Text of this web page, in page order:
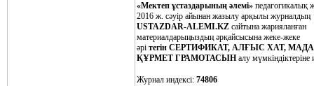
«Мектеп ұстаздарының әлемі» педагогикалық
2016 ж. сәуір айынан жазылу арқылы журналдың
USTAZDAR-ALEMI.KZ сайтына жарияланған
материалдарыңыздың әрқайсысына жеке-жеке
әрі тегін СЕРТИФИКАТ, АЛҒЫС ХАТ,
ҚҰРМЕТ ГРАМОТАСЫН алу мүмкіндіктеріне
Журнал индексі: 74806